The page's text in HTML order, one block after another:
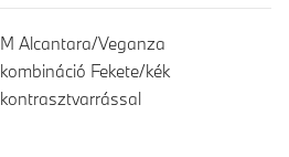
M Alcantara/Veganza
kombináció Fekete/kék
kontrasztvarrással